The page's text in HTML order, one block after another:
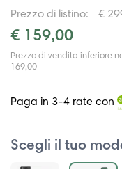
Prezzo di listino: €
€ 159,00
Prezzo di vendita inferiore
169,00
Paga in 3-4 rate con
Scegli il tuo